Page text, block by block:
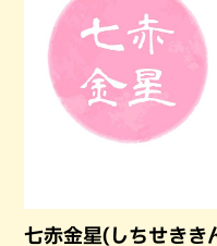
七赤金星(しちせきき